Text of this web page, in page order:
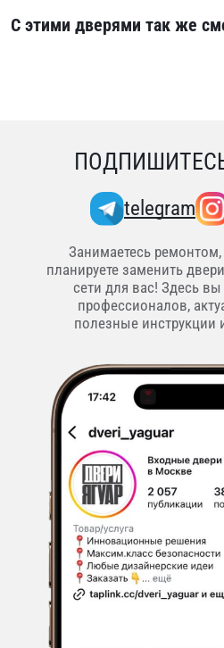
С этими дверями так же
telegram
Занимаетесь
планируете заменить
сети для вас! Здесь
профессионалов,
полезные инструкции